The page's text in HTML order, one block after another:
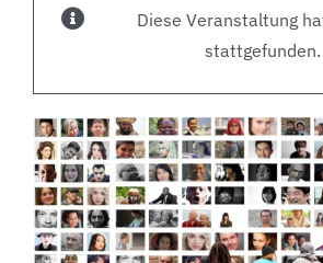
Diese Veranstaltung
stattgefunden.